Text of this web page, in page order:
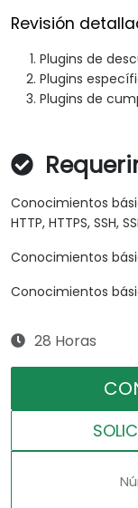
Revisión
Plugins de
Plugins
Plugins de
Conocimientos
HTTP, HTTPS, SSH,
Conocimientos
Conocimientos
28 Horas